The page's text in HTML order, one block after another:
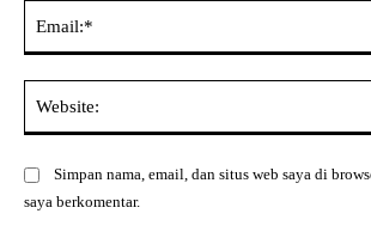
Simpan nama, email, dan situs web saya di
saya berkomentar.